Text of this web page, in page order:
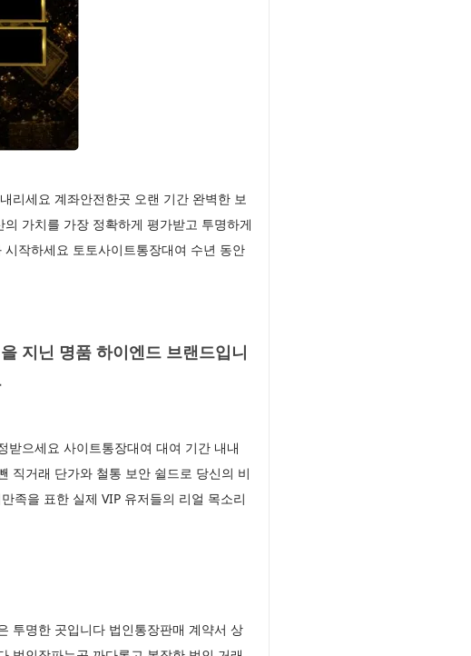
리세요 계좌안전한곳 오랜 기간 완벽한 보
가치를 가장 정확하게 평가받고 투명하게
작하세요 토토사이트통장대여 수년 동안
지닌 명품 하이엔드 브랜드입니
으세요 사이트통장대여 대여 기간 내내
직거래 단가와 철통 보안 쉴드로 당신의 비
족을 표한 실제 VIP 유저들의 리얼 목소리
투명한 곳입니다 법인통장판매 계약서 상